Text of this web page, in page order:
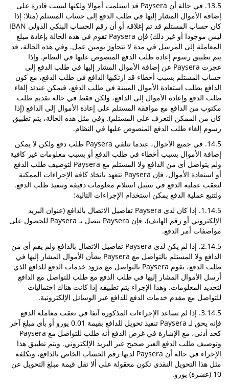
13.5. في حالة أن Paysera قد استلمت أموالا ولكنها ليست قادرة على
إضافة الأموال المشار إليها في طلب الدفع إلى حساب المستلم (مثلا: إذا
كان حساب المستلم قد تم إغلاقه أو أن رقم الحساب البنكي الدولي IBAN
ليس موجودا أو غير ذلك) فإن Paysera تقوم في هذه الحالة بإعادة مبلغ
المعاملة إلى المرسل في مدة لا تتجاوز يومين عمل. وفي هذه الحالة، قد
يتم تطبيق رسوم إعادة طلب الدفع المنصوص عليها في النظام. وإذا
عجزت Paysera عن إضافة الأموال المشار إليها في طلب الدفع إلى
حساب المستلم بسبب أخطاء قد ارتكبها الدافع في طلب الدفع، مع كون
الدافع يطلب استعادة الأموال المبينة في طلب الدفع، فيمكن عندئذ إلغاء
طلب الدفع وإعادة الأموال إلى الدافع، ولكن فقط في حالة تقديم طلب
مكتوب من الدافع مع موافقة المستلم على إعادة الأموال إلى الدافع (إذا
كان من الممكن التعرف على المستلم). وفي مثل هذه الحالة، يتم تطبيق
رسوم إلغاء طلب الدفع المنصوص عليها في النظام.
14.5. في جميع الأحوال، عندما تتلقي Paysera طلب دفع ولكن لا يمكن
إضافة الأموال بسبب أخطاء في طلب الدفع أو بسبب معلومات غير كافية
ولم يتواصل أى من الدافع ولا المستلم مع Paysera لتوصيف طلب الدفع
أو استعادة الأموال، فإن Paysera تتعهد باتخاذ كافة الإجراءات الممكنة
لتعقب عملية الدفع في سبيل استلام معلومات دقيقة وتنفيذ طلب الدفع.
ولتتبع عملية الدفع يمكن استخدام الإجراءات التالية:
1.14.5. إذا كان لدى Paysera تفاصيل الاتصال بالدافع (عنوان البريد
الإلكتروني أو رقم الهاتف)، فإن Paysera يتصل بـ Paysera للحصول على
مواصفات أمر الدفع.
2.14.5. إذا لم يكن لدى Paysera تفاصيل الاتصال بالدافع ولم يقم أى من
الدافع ولا المستلم بالتواصل مع Paysera بشأن الأموال المشار إليها في
طلب الدفع، تقوم Paysera بالتواصل مع مزود خدمات الدفع للدافع الذي
أرسل الأموال المشار إليها في طلب الدفع مع طلب للتواصل مع الدافع
لتحديد المعلومات. وهذا الإجراء يتم تطبيقه إذا كانت هناك احتماليات
للتواصل مع مقدم خدمات الدفع للدافع عبر الوسائل الإلكترونية.
3.14.5. إذا لم تساعد الإجراءات المذكورة آنفا في تعقب معاملة الدفع
فإنه يحق لـ Paysera تنفيذ تحويل للدافع بقيمة 0.01 يورو أو بأي مبلغ آخر
كحد أدنى، مع الإشارة في غرض الدفع أنه طلب للتواصل مع Paysera
وتوصيف طلب الدفع الغير صحيح عبر البريد الإلكتروني. ويتم تطبيق هذا
الإجراء في حالة أن Paysera لديها رقم الحساب الخاص بالدافع، وتكلفة
مثل هذا التحويل النقدي تكون معقولة على ألا تقل قيمة مبلغ التحويل عن
10 (عشرة) يورو.